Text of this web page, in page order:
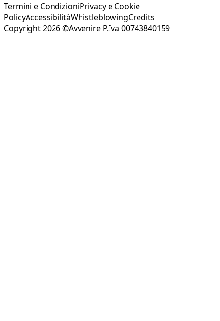
Termini e CondizioniPrivacy e Cookie
PolicyAccessibilitàWhistleblowingCredits
Copyright 2026 ©Avvenire P.Iva 00743840159